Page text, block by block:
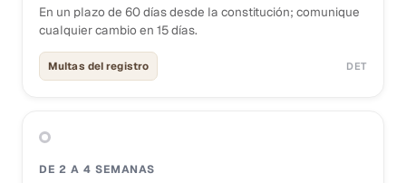
En un plazo de 60 días desde la constitución; comunique
cualquier cambio en 15 días.
Multas del registro DET
DE 2 A 4 SEMANAS